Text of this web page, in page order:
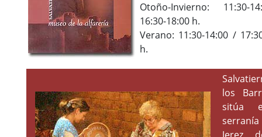
Otoño-Invierno: 11:30-
16:30-18:00 h.
Verano: 11:30-14:00 /
h.
los
sitúa